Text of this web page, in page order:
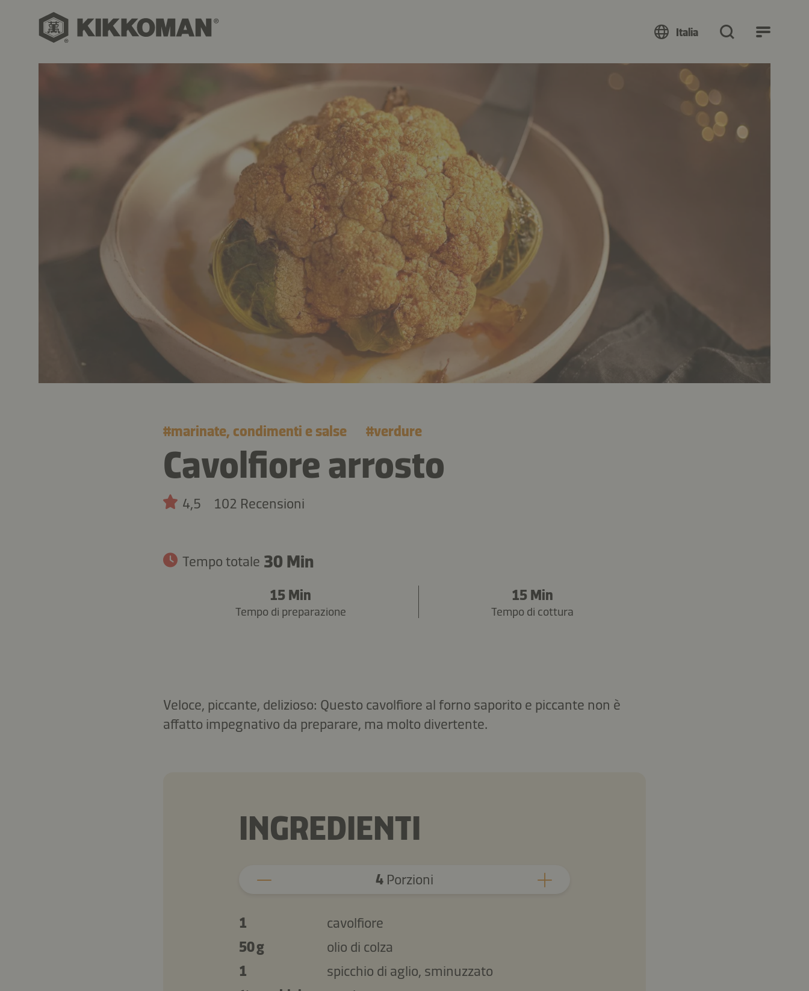
Italia
#marinate, condimenti e salse #verdure
Cavolfiore arrosto
4,5 102 Recensioni
Tempo totale 30 Min
15 Min
Tempo di preparazione
15 Min
Tempo di cottura
Veloce, piccante, delizioso: Questo cavolfiore al forno saporito e piccante non è
affatto impegnativo da preparare, ma molto divertente.
INGREDIENTI
4Porzioni
1
cavolfiore
50 g
olio di colza
1
spicchio di aglio, sminuzzato